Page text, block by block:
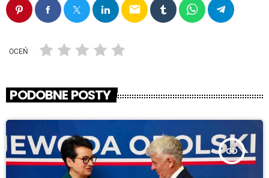
email
OCEŃ
PODOBNE POSTY
insert_link